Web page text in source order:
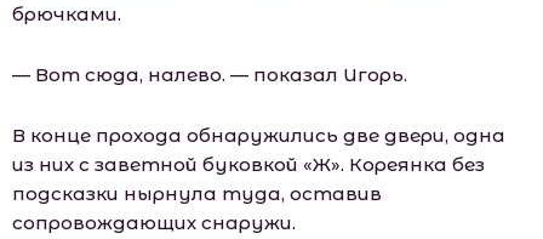
брючками.
— Вот сюда, налево. — показал Игорь.
В конце прохода обнаружились две двери, одна
из них с заветной буковкой «Ж». Кореянка без
подсказки нырнула туда, оставив
сопровождающих снаружи.